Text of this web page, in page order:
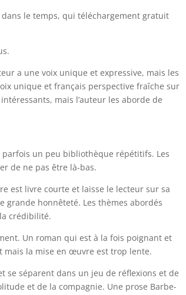
dans le temps, qui téléchargement gratuit
a une voix unique et expressive, mais les
unique et français perspective fraîche sur
mais l’auteur les aborde de
un peu bibliothèque répétitifs. Les
de ne pas être là-bas.
est livre courte et laisse le lecteur sur sa
grande honnêteté. Les thèmes abordés
crédibilité.
Un roman qui est à la fois poignant et
mais la mise en œuvre est trop lente.
se séparent dans un jeu de réflexions et de
et de la compagnie. Une prose Barbe-